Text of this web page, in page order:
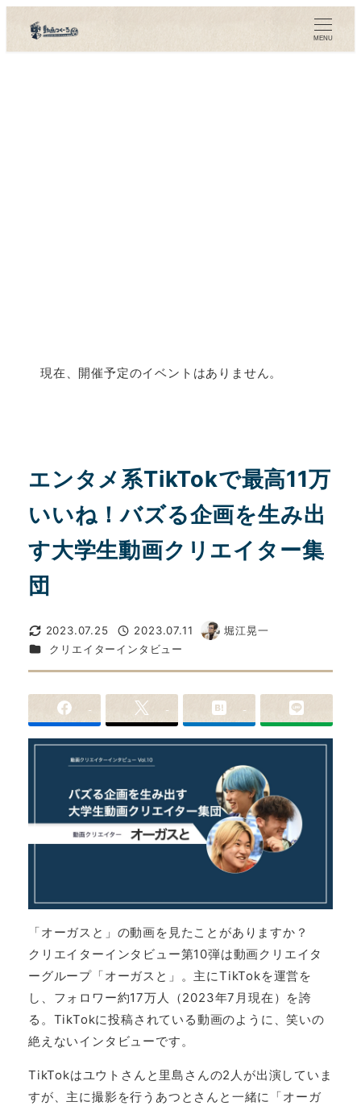
MENU
現在、開催予定のイベントはありません。
エンタメ系TikTokで最高11万
いいね！バズる企画を生み出
す大学生動画クリエイター集
団
更新日
2023.07.25
投稿日
2023.07.11
著
堀江晃一
カテゴリー
クリエイターインタビュー
- - -
「オーガスと」の動画を見たことがありますか？
クリエイターインタビュー第10弾は動画クリエイタ
ーグループ「オーガスと」。主にTikTokを運営を
し、フォロワー約17万人（2023年7月現在）を誇
る。TikTokに投稿されている動画のように、笑いの
絶えないインタビューです。
TikTokはユウトさんと里島さんの2人が出演していま
すが、主に撮影を行うあつとさんと一緒に「オーガ